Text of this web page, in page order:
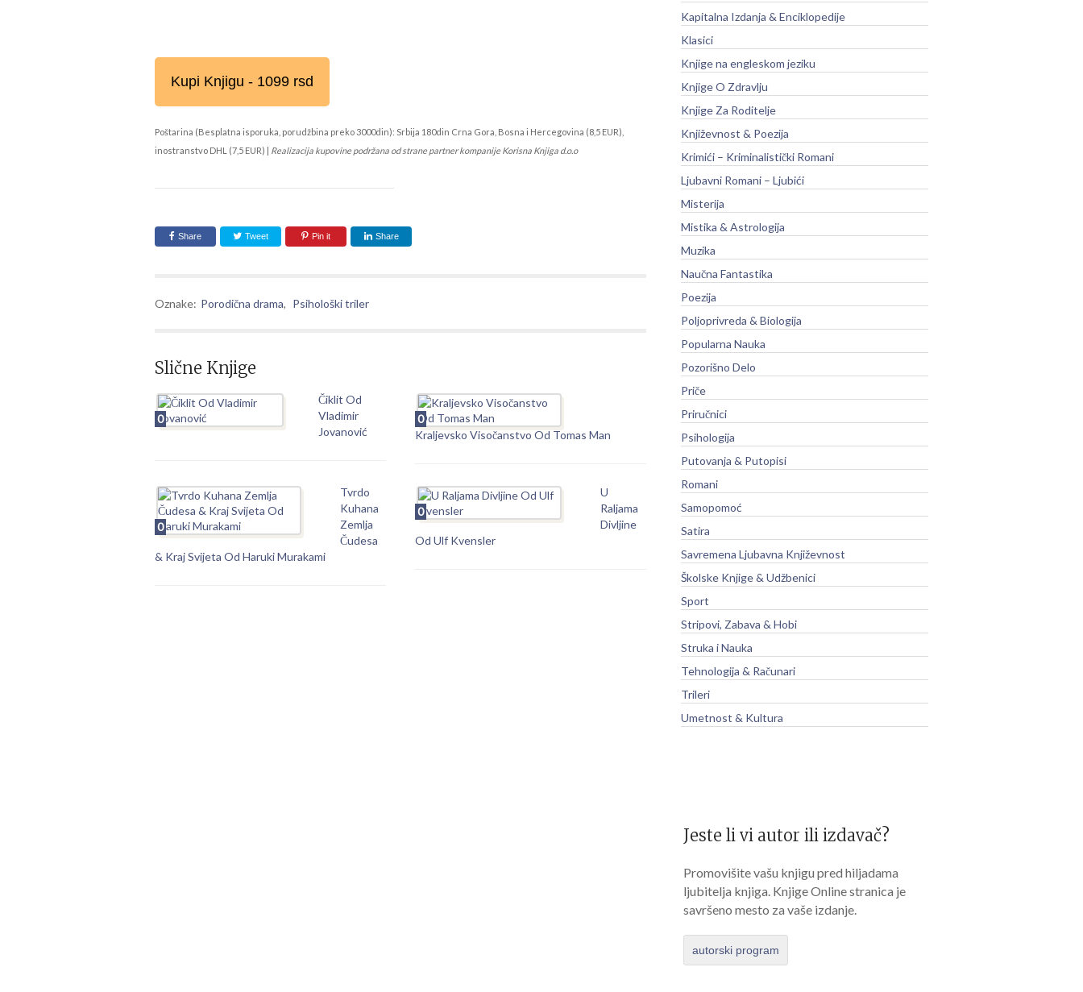
Kupi Knjigu - 1099 rsd
Poštarina (Besplatna isporuka, porudžbina preko 3000din): Srbija 180din Crna Gora, Bosna i Hercegovina (8,5 EUR),
inostranstvo DHL (7,5 EUR) | Realizacija kupovine podržana od strane partner kompanije Korisna Knjiga d.o.o
Share Tweet Pin it Share
Oznake: Porodična drama, Psihološki triler
Slične Knjige
0
Čiklit Od
Vladimir
Jovanović
0
Kraljevsko Visočanstvo Od Tomas Man
0
Tvrdo
Kuhana
Zemlja
Čudesa
& Kraj Svijeta Od Haruki Murakami
0
U
Raljama
Divljine
Od Ulf Kvensler
Kapitalna Izdanja & Enciklopedije
Klasici
Knjige na engleskom jeziku
Knjige O Zdravlju
Knjige Za Roditelje
Književnost & Poezija
Krimići – Kriminalistički Romani
Ljubavni Romani – Ljubići
Misterija
Mistika & Astrologija
Muzika
Naučna Fantastika
Poezija
Poljoprivreda & Biologija
Popularna Nauka
Pozorišno Delo
Priče
Priručnici
Psihologija
Putovanja & Putopisi
Romani
Samopomoć
Satira
Savremena Ljubavna Književnost
Školske Knjige & Udžbenici
Sport
Stripovi, Zabava & Hobi
Struka i Nauka
Tehnologija & Računari
Trileri
Umetnost & Kultura
Jeste li vi autor ili izdavač?
Promovišite vašu knjigu pred hiljadama
ljubitelja knjiga. Knjige Online stranica je
savršeno mesto za vaše izdanje.
autorski program